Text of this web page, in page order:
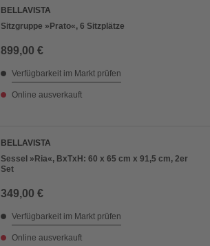
BELLAVISTA
Sitzgruppe »Prato«, 6 Sitzplätze
899,00 €
Verfügbarkeit im Markt prüfen
Online ausverkauft
BELLAVISTA
Sessel »Ria«, BxTxH: 60 x 65 cm x 91,5 cm, 2er
Set
349,00 €
Verfügbarkeit im Markt prüfen
Online ausverkauft